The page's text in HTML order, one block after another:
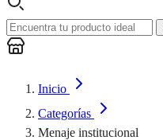
Inicio
Categorías
Menaje institucional